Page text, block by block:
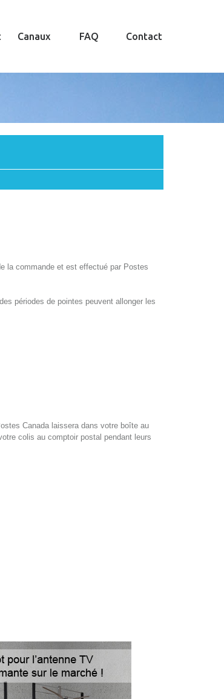
Canaux FAQ Contact
la commande et est effectué par Postes
périodes de pointes peuvent allonger les
Canada laissera dans votre boîte au
colis au comptoir postal pendant leurs